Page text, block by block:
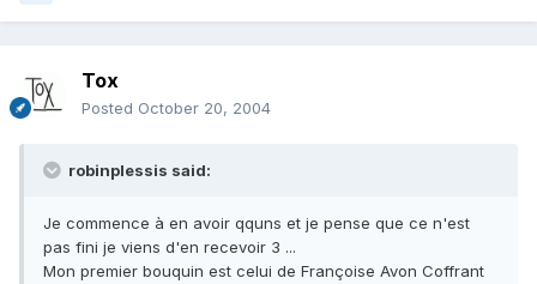
Tox
Posted October 20, 2004
robinplessis said:
Je commence à en avoir qquns et je pense que ce n'est
pas fini je viens d'en recevoir 3 ...
Mon premier bouquin est celui de Françoise Avon Coffrant